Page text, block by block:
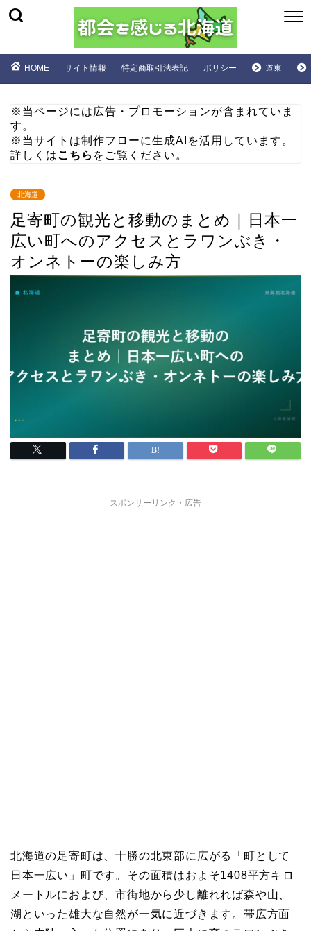
HOME サイト情報 特定商取引法表記 ポリシー 道東
※当ページには広告・プロモーションが含まれていま
す。
※当サイトは制作フローに生成AIを活用しています。
詳しくはこちら をご覧ください。
北海道
足寄町の観光と移動のまとめ｜日本一
広い町へのアクセスとラワンぶき・
オンネトーの楽しみ方
スポンサーリンク・広告
北海道の足寄町は、十勝の北東部に広がる「町として
日本一広い」町です。その面積はおよそ1408平方キロ
メートルにおよび、市街地から少し離れれば森や山、
湖といった雄大な自然が一気に近づきます。帯広方面